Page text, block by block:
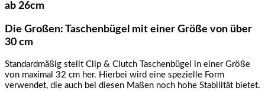
ab 26cm
Die Großen: Taschenbügel mit einer Größe von über
30 cm
Standardmäßig stellt Clip & Clutch Taschenbügel in einer Größe
von maximal 32 cm her. Hierbei wird eine spezielle Form
verwendet, die auch bei diesen Maßen noch hohe Stabilität bietet.